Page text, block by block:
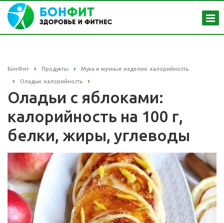
БонФит Продукты Мука и мучные изделия: калорийность
Оладьи: калорийность
Оладьи с яблоками:
калорийность на 100 г,
белки, жиры, углеводы